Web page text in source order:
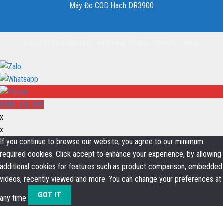
Máy Đo COD Hach DR3900
0986 316 960
x
x
If you continue to browse our website, you agree to our minimum
required cookies. Click accept to enhance your experience, by allowing
additional cookies for features such as product comparison, embedded
videos, recently viewed and more. You can change your preferences at
any time. GOT IT